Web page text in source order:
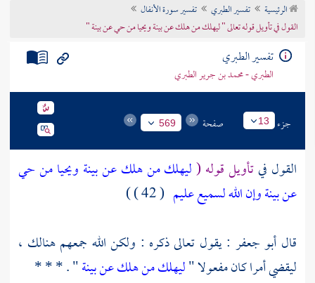
تراجم الأعلام
الرئيسية تفسير الطبري
تفسير سورة الأنفال
القول في تأويل قوله تعالى " ليهلك من هلك عن بينة ويحيا من حي عن بينة "
تفسير الطبري
الطبري - محمد بن جرير الطبري
جزء 13 صفحة 569
القول فيتأويل قوله (ليهلك من هلك عن بينة ويحيا من حي
عن بينة وإن الله لسميع عليم ( 42 ) )
قال أبو جعفر : يقول تعالى ذكره : ولكن الله جمعهم هنالك ،
ليقضي أمرا كان مفعولا "ليهلك من هلك عن بينة" . * * *